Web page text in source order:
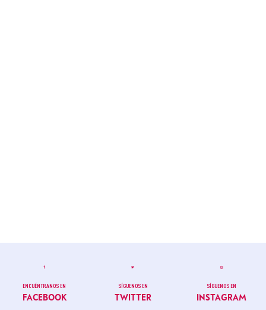
ENCUÉNTRANOS EN
FACEBOOK
SÍGUENOS EN
TWITTER
SÍGUENOS EN
INSTAGRAM